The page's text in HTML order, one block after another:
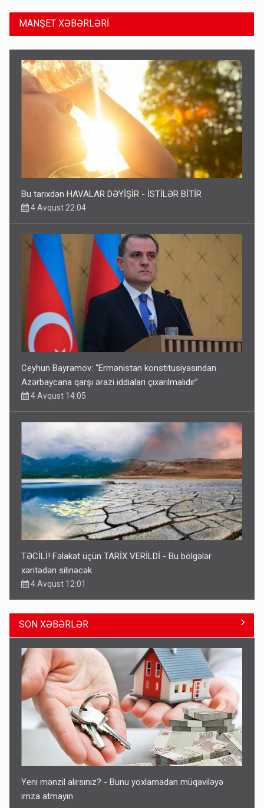
MANŞET XƏBƏRLƏRİ
Bu tarixdən HAVALAR DƏYİŞİR - İSTİLƏR BİTİR
4 Avqust 22:04
Ceyhun Bayramov: “Ermənistan konstitusiyasından
Azərbaycana qarşı ərazi iddiaları çıxarılmalıdır”
4 Avqust 14:05
TƏCİLİ! Fəlakət üçün TARİX VERİLDİ - Bu bölgələr
xəritədən silinəcək
4 Avqust 12:01
Ərdoğana sui-qəsd planının iştirakçısı detalları açıqladı
5 Avqust 16:56
SON XƏBƏRLƏR
Yeni mənzil alırsınız? - Bunu yoxlamadan müqaviləyə
imza atmayın